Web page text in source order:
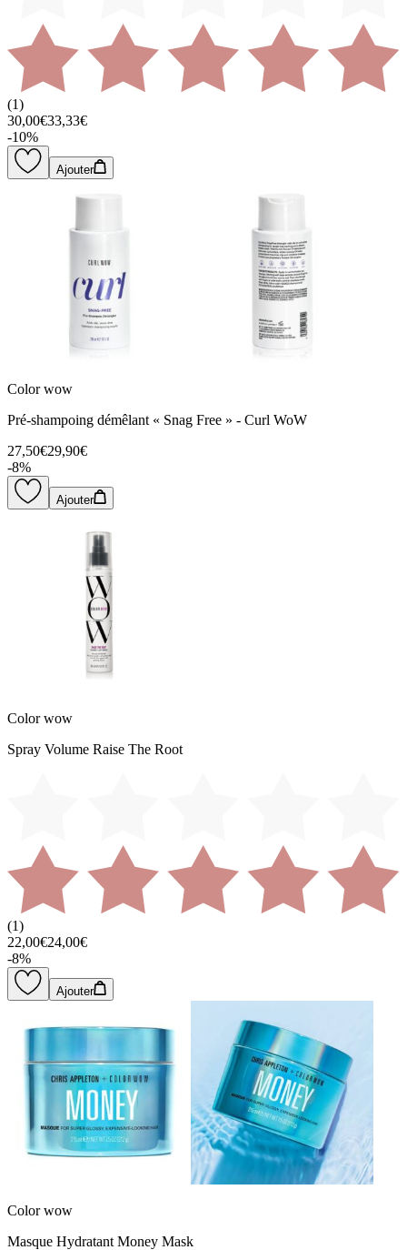
(1)
30,00€33,33€
-10%
Ajouter
Color wow
Pré-shampoing démêlant « Snag Free » - Curl WoW
27,50€29,90€
-8%
Ajouter
Color wow
Spray Volume Raise The Root
(1)
22,00€24,00€
-8%
Ajouter
Color wow
Masque Hydratant Money Mask